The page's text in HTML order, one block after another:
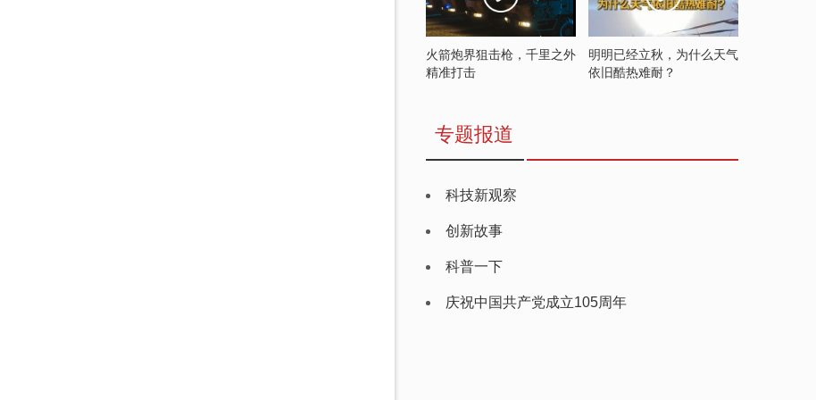
火箭炮界狙击枪，千里之外
精准打击
明明已经立秋，为什么天气
依旧酷热难耐？
专题报道
科技新观察
创新故事
科普一下
庆祝中国共产党成立105周年